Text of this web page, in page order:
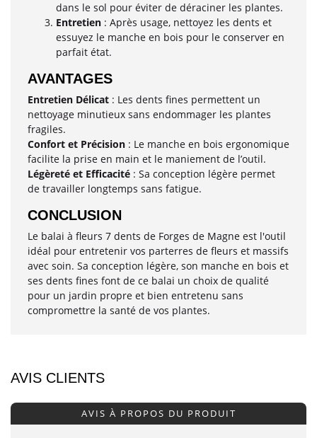
dans le sol pour éviter de déraciner les plantes.
Entretien : Après usage, nettoyez les dents et
essuyez le manche en bois pour le conserver en
parfait état.
AVANTAGES
Entretien Délicat : Les dents fines permettent un
nettoyage minutieux sans endommager les plantes
fragiles.
Confort et Précision : Le manche en bois ergonomique
facilite la prise en main et le maniement de l’outil.
Légèreté et Efficacité : Sa conception légère permet
de travailler longtemps sans fatigue.
CONCLUSION
Le balai à fleurs 7 dents de Forges de Magne est l'outil
idéal pour entretenir vos parterres de fleurs et massifs
avec soin. Sa conception légère, son manche en bois et
ses dents fines font de ce balai un choix de qualité
pour un jardin propre et bien entretenu sans
compromettre la santé de vos plantes.
AVIS CLIENTS
AVIS À PROPOS DU PRODUIT